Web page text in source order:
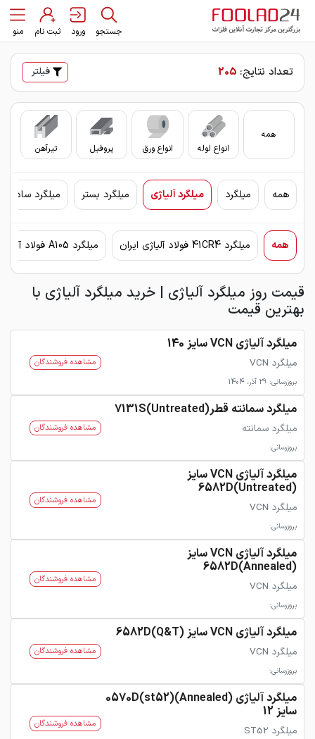
جستجو ورود ثبت نام منو
تعداد نتایج: 205 فیلتر
همه
انواع لوله
انواع ورق پروفیل تیرآهن
همه میلگرد میلگرد آلیاژی میلگرد بستر میلگرد ساده
همه میلگرد 41CR4 فولاد آلیاژی ایران میلگرد A105 فولاد آلیاژی ایران
قیمت روز میلگرد آلیاژی | خرید میلگرد آلیاژی با
بهترین قیمت
میلگرد آلیاژی VCN سایز 140
میلگرد VCN
بروزرسانی: 29 آذر، 1404
مشاهده فروشندگان
میلگرد سمانته قطر7131S(Untreated)
میلگرد سمانته
بروزرسانی:
مشاهده فروشندگان
میلگرد آلیاژی VCN سایز
6582D(Untreated)
میلگرد VCN
بروزرسانی:
مشاهده فروشندگان
میلگرد آلیاژی VCN سایز
6582D(Annealed)
میلگرد VCN
بروزرسانی:
مشاهده فروشندگان
میلگرد آلیاژی VCN سایز 6582D(Q&T)
میلگرد VCN
بروزرسانی:
مشاهده فروشندگان
میلگرد آلیاژی 0570D(st52)(Annealed)
سایز 12
میلگرد ST52 مشاهده فروشندگان